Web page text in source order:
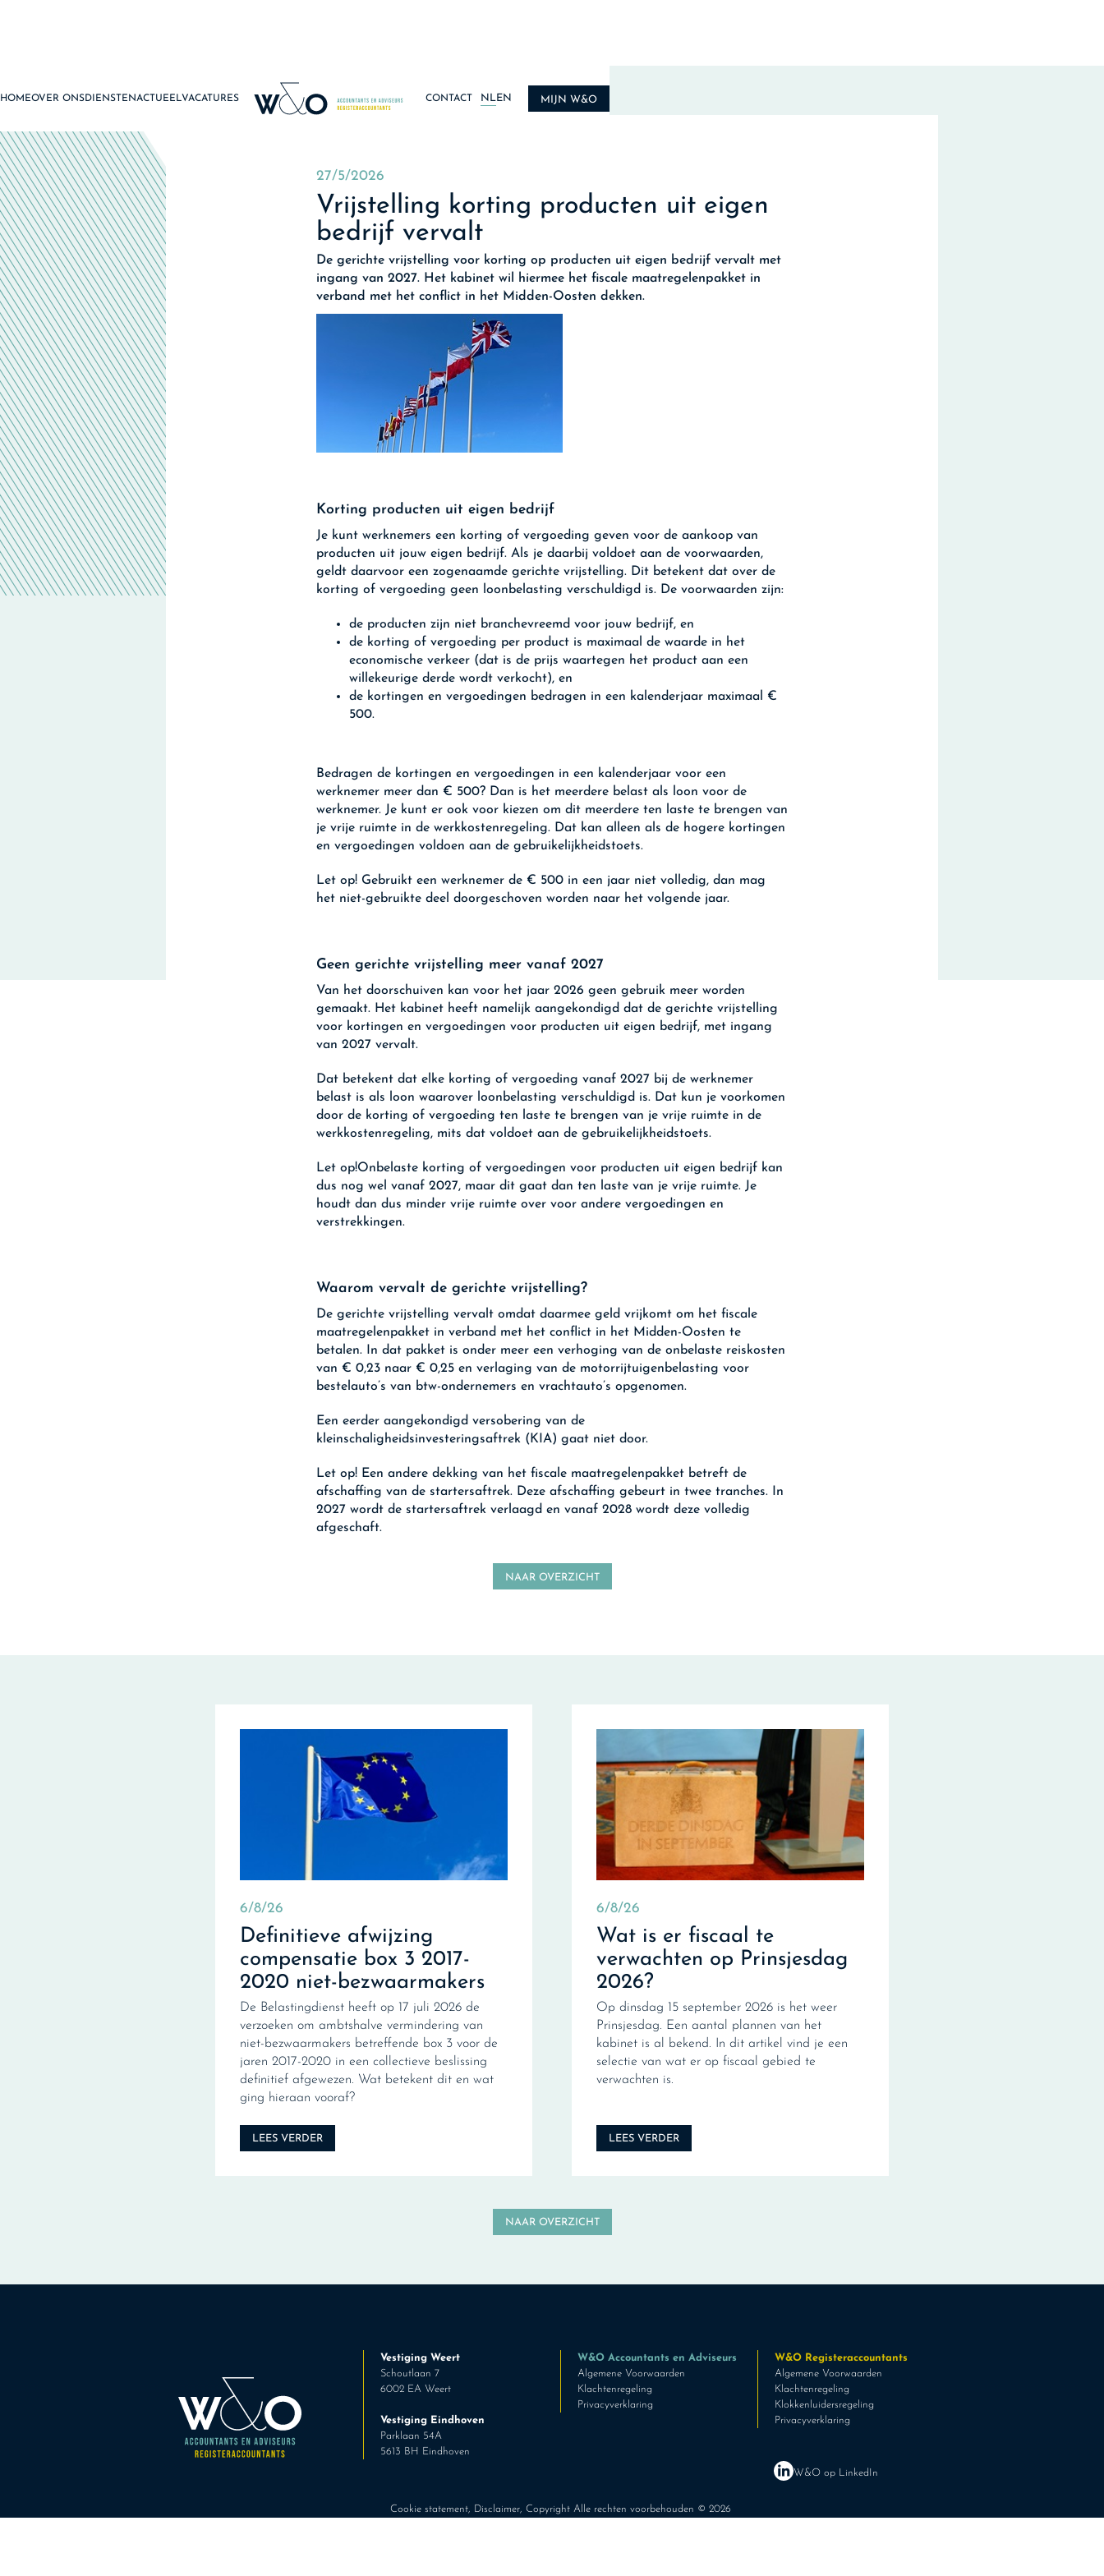
HOMEOVER ONSDIENSTENACTUEELVACATURES CONTACT NL EN MIJN W&O
27/5/2026
Vrijstelling korting producten uit eigen
bedrijf vervalt
De gerichte vrijstelling voor korting op producten uit eigen bedrijf vervalt met
ingang van 2027. Het kabinet wil hiermee het fiscale maatregelenpakket in
verband met het conflict in het Midden-Oosten dekken.
Korting producten uit eigen bedrijf
Je kunt werknemers een korting of vergoeding geven voor de aankoop van
producten uit jouw eigen bedrijf. Als je daarbij voldoet aan de voorwaarden,
geldt daarvoor een zogenaamde gerichte vrijstelling. Dit betekent dat over de
korting of vergoeding geen loonbelasting verschuldigd is. De voorwaarden zijn:
de producten zijn niet branchevreemd voor jouw bedrijf, en
de korting of vergoeding per product is maximaal de waarde in het
economische verkeer (dat is de prijs waartegen het product aan een
willekeurige derde wordt verkocht), en
de kortingen en vergoedingen bedragen in een kalenderjaar maximaal €
500.
Bedragen de kortingen en vergoedingen in een kalenderjaar voor een
werknemer meer dan € 500? Dan is het meerdere belast als loon voor de
werknemer. Je kunt er ook voor kiezen om dit meerdere ten laste te brengen van
je vrije ruimte in de werkkostenregeling. Dat kan alleen als de hogere kortingen
en vergoedingen voldoen aan de gebruikelijkheidstoets.
Let op! Gebruikt een werknemer de € 500 in een jaar niet volledig, dan mag
het niet-gebruikte deel doorgeschoven worden naar het volgende jaar.
Geen gerichte vrijstelling meer vanaf 2027
Van het doorschuiven kan voor het jaar 2026 geen gebruik meer worden
gemaakt. Het kabinet heeft namelijk aangekondigd dat de gerichte vrijstelling
voor kortingen en vergoedingen voor producten uit eigen bedrijf, met ingang
van 2027 vervalt.
Dat betekent dat elke korting of vergoeding vanaf 2027 bij de werknemer
belast is als loon waarover loonbelasting verschuldigd is. Dat kun je voorkomen
door de korting of vergoeding ten laste te brengen van je vrije ruimte in de
werkkostenregeling, mits dat voldoet aan de gebruikelijkheidstoets.
Let op!Onbelaste korting of vergoedingen voor producten uit eigen bedrijf kan
dus nog wel vanaf 2027, maar dit gaat dan ten laste van je vrije ruimte. Je
houdt dan dus minder vrije ruimte over voor andere vergoedingen en
verstrekkingen.
Waarom vervalt de gerichte vrijstelling?
De gerichte vrijstelling vervalt omdat daarmee geld vrijkomt om het fiscale
maatregelenpakket in verband met het conflict in het Midden-Oosten te
betalen. In dat pakket is onder meer een verhoging van de onbelaste reiskosten
van € 0,23 naar € 0,25 en verlaging van de motorrijtuigenbelasting voor
bestelauto’s van btw-ondernemers en vrachtauto’s opgenomen.
Een eerder aangekondigd versobering van de
kleinschaligheidsinvesteringsaftrek (KIA) gaat niet door.
Let op! Een andere dekking van het fiscale maatregelenpakket betreft de
afschaffing van de startersaftrek. Deze afschaffing gebeurt in twee tranches. In
2027 wordt de startersaftrek verlaagd en vanaf 2028 wordt deze volledig
afgeschaft.
NAAR OVERZICHT
6/8/26
Definitieve afwijzing
compensatie box 3 2017-
2020 niet-bezwaarmakers
De Belastingdienst heeft op 17 juli 2026 de
verzoeken om ambtshalve vermindering van
niet-bezwaarmakers betreffende box 3 voor de
jaren 2017-2020 in een collectieve beslissing
definitief afgewezen. Wat betekent dit en wat
ging hieraan vooraf?
LEES VERDER
6/8/26
Wat is er fiscaal te
verwachten op Prinsjesdag
2026?
Op dinsdag 15 september 2026 is het weer
Prinsjesdag. Een aantal plannen van het
kabinet is al bekend. In dit artikel vind je een
selectie van wat er op fiscaal gebied te
verwachten is.
LEES VERDER
NAAR OVERZICHT
Vestiging Weert
Schoutlaan 7
6002 EA Weert
Vestiging Eindhoven
Parklaan 54A
5613 BH Eindhoven
W&O Accountants en Adviseurs
Algemene Voorwaarden
Klachtenregeling
Privacyverklaring
W&O Registeraccountants
Algemene Voorwaarden
Klachtenregeling
Klokkenluidersregeling
Privacyverklaring
W&O op LinkedIn
Cookie statement, Disclaimer, Copyright Alle rechten voorbehouden © 2026